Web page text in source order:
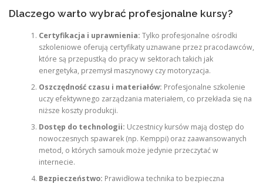
Dlaczego warto wybrać profesjonalne kursy?
Certyfikacja i uprawnienia: Tylko profesjonalne ośrodki
szkoleniowe oferują certyfikaty uznawane przez pracodawców,
które są przepustką do pracy w sektorach takich jak
energetyka, przemysł maszynowy czy motoryzacja.
Oszczędność czasu i materiałów: Profesjonalne szkolenie
uczy efektywnego zarządzania materiałem, co przekłada się na
niższe koszty produkcji.
Dostęp do technologii: Uczestnicy kursów mają dostęp do
nowoczesnych spawarek (np. Kemppi) oraz zaawansowanych
metod, o których samouk może jedynie przeczytać w
internecie.
Bezpieczeństwo: Prawidłowa technika to bezpieczna